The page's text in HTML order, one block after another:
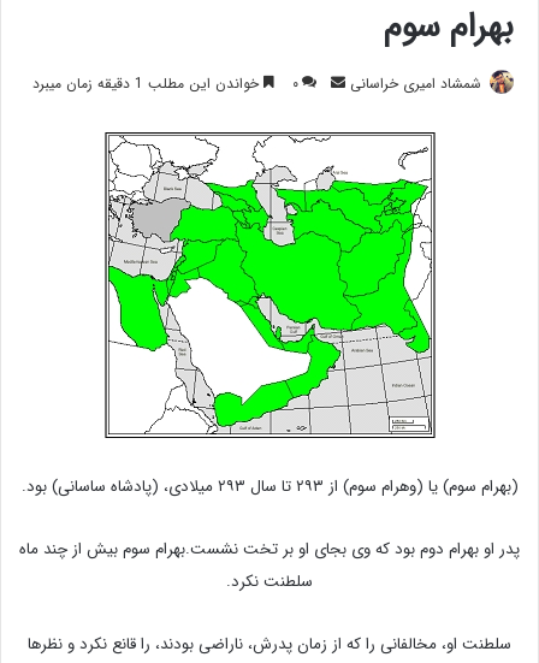
بهرام سوم
شمشاد امیری خراسانی
ارسال۰ خواندن این مطلب 1 دقیقه زمان میبرد
(بهرام سوم) یا (وهرام سوم) از ۲۹۳ تا سال ۲۹۳ میلادی، (پادشاه ساسانی) بود.
پدر او بهرام دوم بود که وی بجای او بر تخت نشست.بهرام سوم بیش از چند ماه
سلطنت نکرد.
سلطنت او، مخالفانی را که از زمان پدرش، ناراضی بودند، را قانع نکرد و نظرها